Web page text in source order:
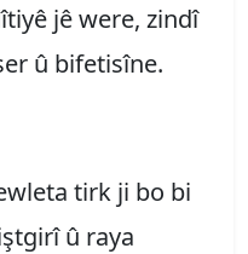
jê were, zindî
û bifetisîne.
tirk ji bo bi
û raya